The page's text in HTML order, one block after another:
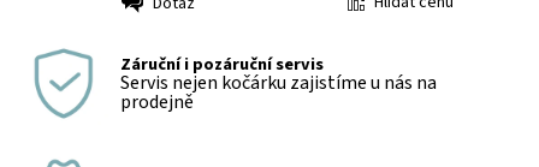
Záruční i pozáruční servis
Servis nejen kočárku zajistíme u nás na
prodejně